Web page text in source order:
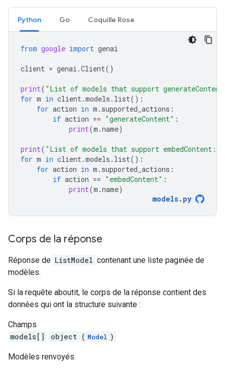
Python Go Coquille Rose
from google import genai
client = genai .Client()
print( "List of models that support
for m in client.models . list():
for action in m . supported_actions :
if action == "generateContent" :
print(m .name)
print( "List of models that support embedContent:
for m in client.models . list():
for action in m . supported_actions :
if action == "embedContent" :
print(m .name)
models. py
Corps de la réponse
Réponse de ListModel contenant une liste paginée de
modèles.
Si la requête aboutit, le corps de la réponse contient des
données qui ont la structure suivante :
Champs
models[]
object ( Model )
Modèles renvoyés.